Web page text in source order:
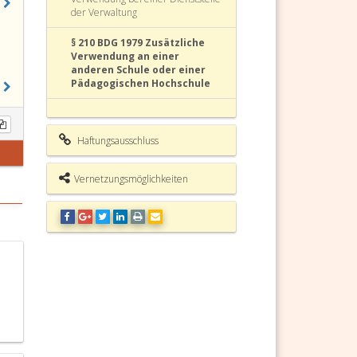
der Verwaltung
§ 210 BDG 1979 Zusätzliche
Verwendung an einer
anderen Schule oder einer
Pädagogischen Hochschule
Pflichten
§ 212 BDG 1979 Lehrverpflichtung
§ 212a BDG 1979 Verwendung von
Lehrpersonen in der
Sommerschule
Haftungsausschluss
Vernetzungsmöglichkeiten